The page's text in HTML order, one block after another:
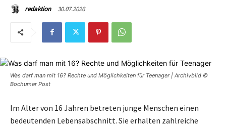
redaktion 30.07.2026
Was darf man mit 16? Rechte und Möglichkeiten für Teenager | Archivbild ©
Bochumer Post
Im Alter von 16 Jahren betreten junge Menschen einen
bedeutenden Lebensabschnitt. Sie erhalten zahlreiche